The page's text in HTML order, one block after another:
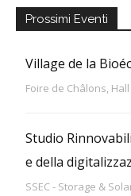
Prossimi Eventi
Village de la
Foire de Châlons,
Studio
e della
SSEC - Storage &